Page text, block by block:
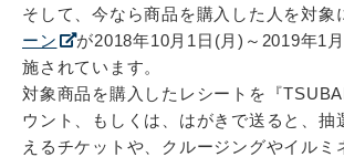
そして、今なら商品を購入した人を対象
ーン
が2018年10月1日(月)～2019年1
施されています。
対象商品を購入したレシートを『
ウント、もしくは、はがきで送ると、抽
えるチケットや、クルージングやイルミ